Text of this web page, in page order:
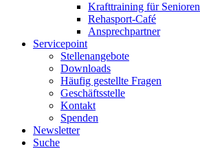
Krafttraining für Senioren
Rehasport-Café
Ansprechpartner
Servicepoint
Stellenangebote
Downloads
Häufig gestellte Fragen
Geschäftsstelle
Kontakt
Spenden
Newsletter
Suche